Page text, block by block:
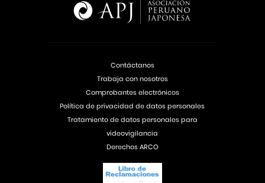
Contáctanos
Trabaja con nosotros
Comprobantes electrónicos
Política de privacidad de datos personales
Tratamiento de datos personales para
videovigilancia
Derechos ARCO